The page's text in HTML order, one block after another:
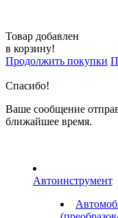
Товар добавлен
в корзину!
Продолжить покупки
Спасибо!
Ваше сообщение
ближайшее время.
Автоинструмент